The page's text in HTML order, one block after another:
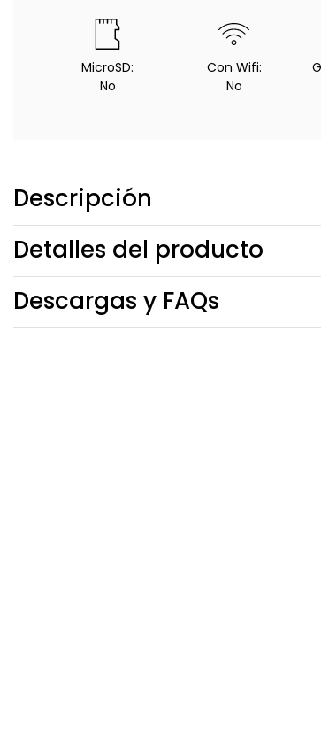
MicroSD:
No
Con Wifi:
No
Descripción
Detalles del producto
Descargas y FAQs